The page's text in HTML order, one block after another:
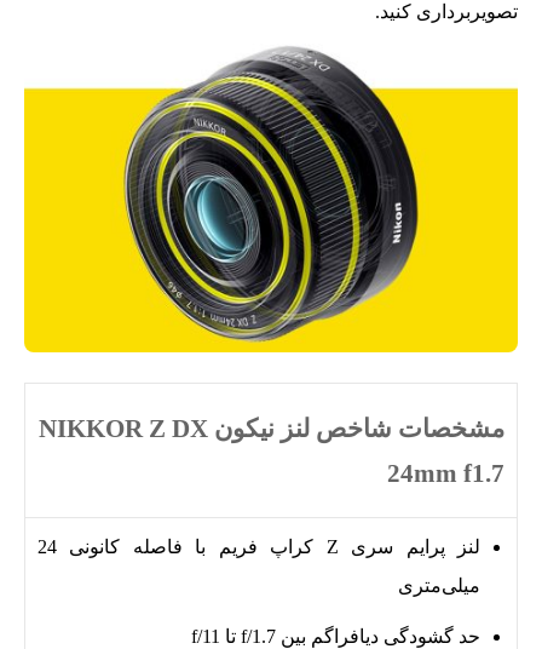
تصویربرداری کنید.
مشخصات شاخص لنز نیکون NIKKOR Z DX
24mm f1.7
لنز پرایم سری Z کراپ فریم با فاصله کانونی 24
میلی‌متری
حد گشودگی دیافراگم بین f/1.7 تا f/11